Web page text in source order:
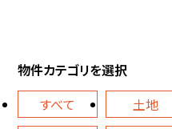
物件カテゴリを選択
すべて
土地